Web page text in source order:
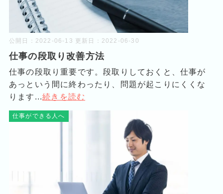
公開日： 2022-06-13 更新日： 2022-06-30
仕事の段取り改善方法
仕事の段取り重要です。段取りしておくと、仕事が
あっという間に終わったり、問題が起こりにくくな
ります...続きを読む
仕事ができる人へ